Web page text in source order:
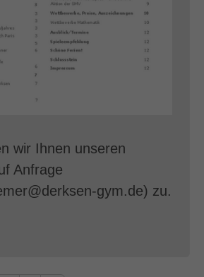
wir Ihnen unseren
Anfrage
gym.de) zu.